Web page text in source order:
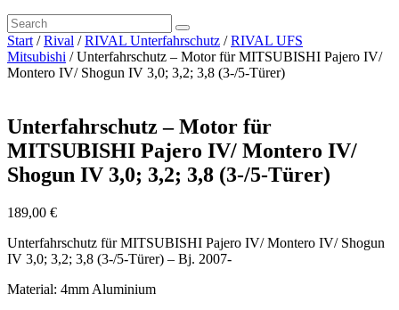
Start /Rival /RIVAL Unterfahrschutz /RIVAL UFS
Mitsubishi / Unterfahrschutz – Motor für MITSUBISHI Pajero IV/
Montero IV/ Shogun IV 3,0; 3,2; 3,8 (3-/5-Türer)
Unterfahrschutz – Motor für
MITSUBISHI Pajero IV/ Montero IV/
Shogun IV 3,0; 3,2; 3,8 (3-/5-Türer)
189,00 €
Unterfahrschutz für MITSUBISHI Pajero IV/ Montero IV/ Shogun
IV 3,0; 3,2; 3,8 (3-/5-Türer) – Bj. 2007-
Material: 4mm Aluminium